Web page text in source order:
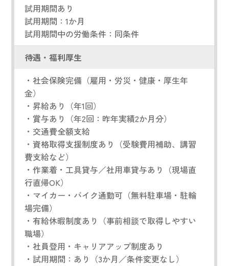
試用期間あり
試用期間：1か月
試用期間中の労働条件：同条件
待遇・福利厚生
・社会保険完備（雇用・労災・健康・厚生年
金）
・昇給あり（年1回）
・賞与あり（年2回：昨年実績2か月分）
・交通費全額支給
・資格取得支援制度あり（受験費用補助、講習
費支給など）
・作業着・工具貸与／社用車貸与あり（現場直
行直帰OK）
・マイカー・バイク通勤可（無料駐車場・駐輪
場完備）
・有給休暇制度あり（事前相談で取得しやすい
職場）
・社員登用・キャリアアップ制度あり
・試用期間：あり（3か月／条件変更なし）